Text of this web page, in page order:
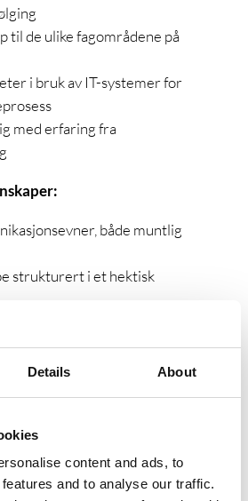
Details About
content and ads, to
and to analyse our traffic.
til de ulike fagområdene på
i bruk av IT-systemer for
med erfaring fra
både muntlig
strukturert i et hektisk
forstår viktigheten av god
innen